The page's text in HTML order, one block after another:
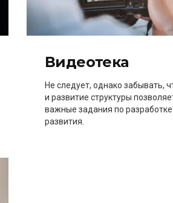
Видеотека
Не следует, однако забывать,
и развитие структуры
важные задания по
развития.